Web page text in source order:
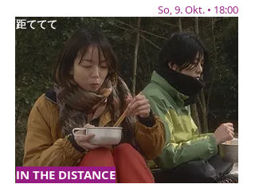
So, 9. Okt. • 18:00
IN THE DISTANCE
距ててて